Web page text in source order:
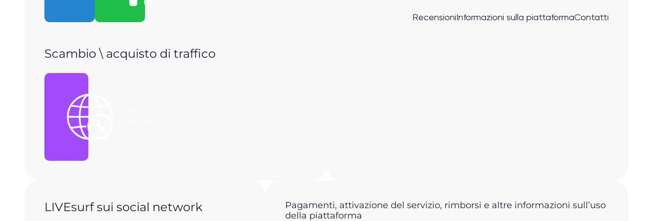
Scambio \ acquisto di traffico
Recensioni Informazioni sulla piattaformaContatti
LIVEsurf sui social network
Pagamenti, attivazione del servizio, rimborsi e altre informazioni sull’uso
della piattaforma